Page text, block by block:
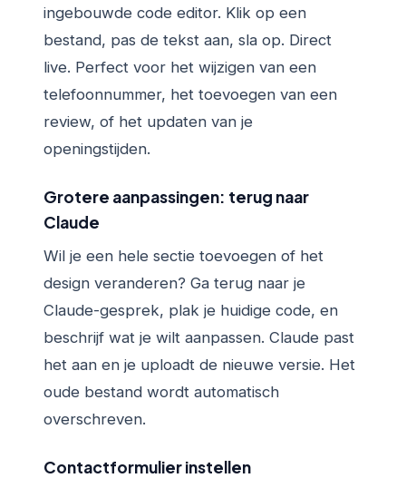
ingebouwde code editor. Klik op een
bestand, pas de tekst aan, sla op. Direct
live. Perfect voor het wijzigen van een
telefoonnummer, het toevoegen van een
review, of het updaten van je
openingstijden.
Grotere aanpassingen: terug naar
Claude
Wil je een hele sectie toevoegen of het
design veranderen? Ga terug naar je
Claude-gesprek, plak je huidige code, en
beschrijf wat je wilt aanpassen. Claude past
het aan en je uploadt de nieuwe versie. Het
oude bestand wordt automatisch
overschreven.
Contactformulier instellen